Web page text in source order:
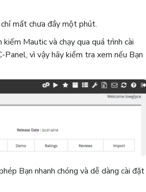
mất chưa đầy một phút.
Mautic ​​và chạy qua quá trình cài
vì vậy hãy kiểm tra xem nếu Bạn
Bạn nhanh chóng và dễ dàng cài đặt